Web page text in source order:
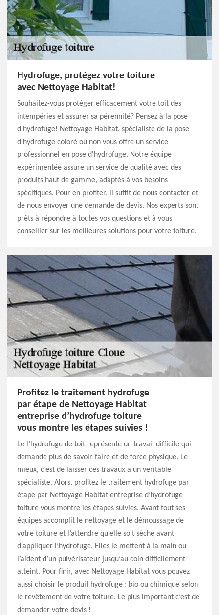
Hydrofuge, protégez votre toiture
avec Nettoyage Habitat!
Souhaitez-vous protéger efficacement votre toit des
intempéries et assurer sa pérennité? Pensez à la pose
d'hydrofuge! Nettoyage Habitat, spécialiste de la pose
d'hydrofuge coloré ou non vous offre un service
professionnel en pose d'hydrofuge. Notre équipe
expérimentée assure un service de qualité avec des
produits haut de gamme, adaptés à vos besoins
spécifiques. Pour en profiter, il suffit de nous contacter et
de nous envoyer une demande de devis. Nos experts sont
prêts à répondre à toutes vos questions et à vous
conseiller sur les meilleures solutions pour votre toiture.
Profitez le traitement hydrofuge
par étape de Nettoyage Habitat
entreprise d’hydrofuge toiture
vous montre les étapes suivies !
Le l’hydrofuge de toit représente un travail difficile qui
demande plus de savoir-faire et de force physique. Le
mieux, c’est de laisser ces travaux à un véritable
spécialiste. Alors, profitez le traitement hydrofuge par
étape par Nettoyage Habitat entreprise d’hydrofuge
toiture vous montre les étapes suivies. Avant tout ses
équipes accomplit le nettoyage et le démoussage de
votre toiture et l’attendre qu’elle soit sèche avant
d’appliquer l’hydrofuge. Elles le mettent à la main ou
l’aident d’un pulvérisateur jusqu’au coin difficilement
atteint. Pour finir, avec Nettoyage Habitat vous pouvez
aussi choisir le produit hydrofuge : bio ou chimique selon
le revêtement de votre toiture. Le plus important c’est de
demander votre devis !